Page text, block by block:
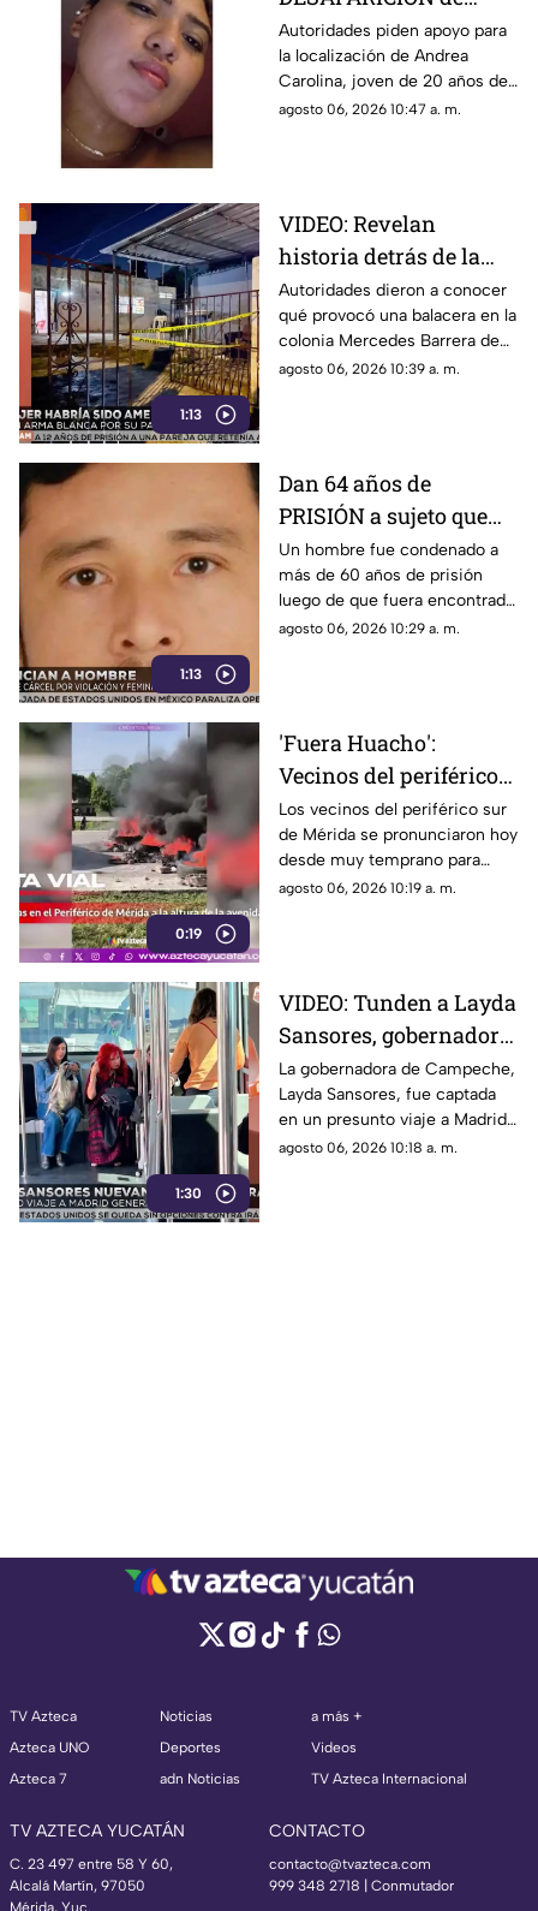
MUJER de 20 años en el
centro de Mérida;
activan Protocolo Alba
Autoridades piden apoyo para
la localización de Andrea
Carolina, joven de 20 años de
edad en la ciudad de Mérida,
agosto 06, 2026 10:47 a. m.
1:13
VIDEO: Revelan
historia detrás de la
b4l4cera en la
Mercedes de Mérida
Autoridades dieron a conocer
qué provocó una balacera en la
colonia Mercedes Barrera de
Mérida. Conoce los detalles.
agosto 06, 2026 10:39 a. m.
1:13
Dan 64 años de
PRISIÓN a sujeto que
4busó y m4tó a una
menor en Izamal
mientras su mamá no
estaba
Un hombre fue condenado a
más de 60 años de prisión
luego de que fuera encontrado
culpable del feminicidio y
agosto 06, 2026 10:29 a. m.
0:19
'Fuera Huacho':
Vecinos del periférico
sur de Mérida ALZAN
LA VOZ tras INVASIÓN
de 'paracaidistas'
Los vecinos del periférico sur
de Mérida se pronunciaron hoy
desde muy temprano para
realizar el bloqueo con llantas y
agosto 06, 2026 10:19 a. m.
1:30
VIDEO: Tunden a Layda
Sansores, gobernadora
de Campeche, por
presunto viaje a
Madrid
La gobernadora de Campeche,
Layda Sansores, fue captada
en un presunto viaje a Madrid
mientras el estado atraviesa
agosto 06, 2026 10:18 a. m.
TV Azteca
Azteca UNO
Azteca 7
Noticias
Deportes
adn Noticias
a más +
Videos
TV Azteca Internacional
TV AZTECA YUCATÁN
C. 23 497 entre 58 Y 60,
Alcalá Martín, 97050
Mérida, Yuc.
CONTACTO
contacto@tvazteca.com
999 348 2718 | Conmutador